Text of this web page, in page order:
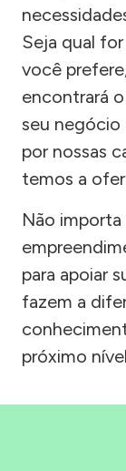
Seja qual
você
encontrará
seu negócio
por nossas
temos a
Não
para apoiar
fazem a
próximo